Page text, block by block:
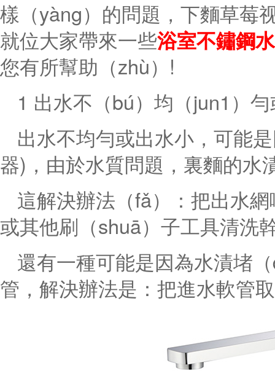
樣（yàng）的問題，下麵草莓
就位大家帶來一些浴室不鏽鋼
您有所幫助（zhù）!
1 出水不（bú）均（jun1）
出水不均勻或出水小，可能
器)，由於水質問題，裏麵的水
這解決辦法（fǎ）：把出水
或其他刷（shuā）子工具清洗
還有一種可能是因為水漬堵
管，解決辦法是：把進水軟管